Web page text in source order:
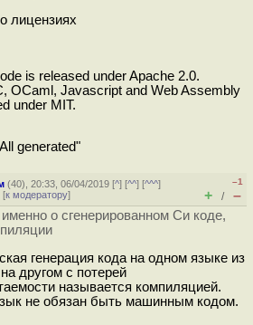
лицензиях
is released under Apache 2.0.
OCaml, Javascript and Web Assembly
under MIT.
generated"
(40), 20:33, 06/04/2019 [^] [^^] [^^^]
к модератору]
–1
+ / –
о сгенерированном Си коде,
генерация кода на одном языке из
другом с потерей
называется компиляцией.
не обязан быть машинным кодом.